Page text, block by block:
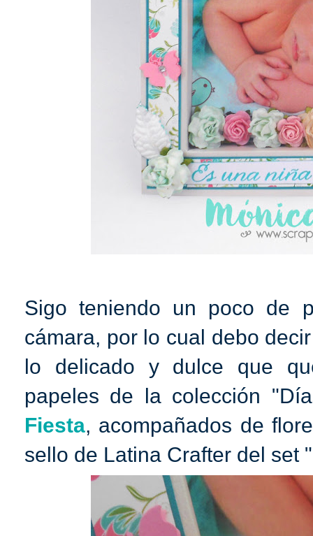
Sigo teniendo un poco de
cámara, por lo cual debo
lo delicado y dulce que
papeles de la colección
Fiesta, acompañados de
sello de Latina Crafter del set "